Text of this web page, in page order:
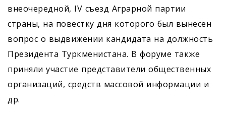
внеочередной, IV съезд Аграрной партии
страны, на повестку дня которого был вынесен
вопрос о выдвижении кандидата на должность
Президента Туркменистана. В форуме также
приняли участие представители общественных
организаций, средств массовой информации и
др.